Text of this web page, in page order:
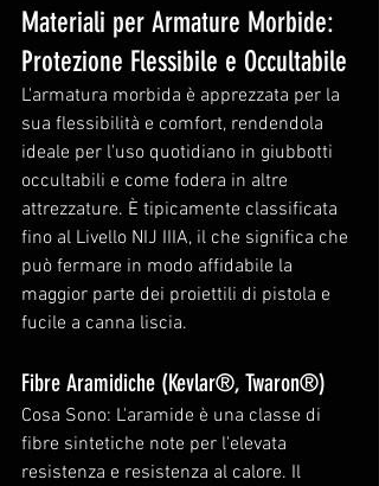
Materiali per Armature Morbide:
Protezione Flessibile e Occultabile
L'armatura morbida è apprezzata per la
sua flessibilità e comfort, rendendola
ideale per l'uso quotidiano in giubbotti
occultabili e come fodera in altre
attrezzature. È tipicamente classificata
fino al Livello NIJ IIIA, il che significa che
può fermare in modo affidabile la
maggior parte dei proiettili di pistola e
fucile a canna liscia.
Fibre Aramidiche (Kevlar®, Twaron®)
Cosa Sono: L'aramide è una classe di
fibre sintetiche note per l'elevata
resistenza e resistenza al calore. Il